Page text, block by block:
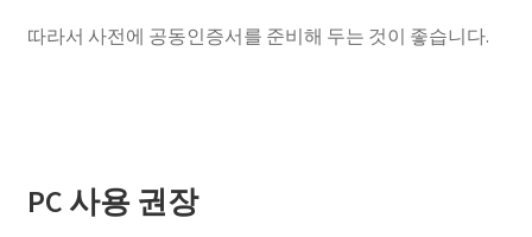
따라서 사전에 공동인증서를 준비해 두는 것이 좋습니다.
PC 사용 권장